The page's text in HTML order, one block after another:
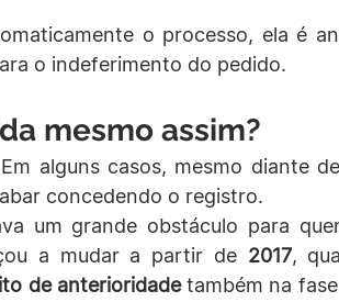
o processo, ela é
o indeferimento do pedido.
mesmo assim?
alguns casos, mesmo diante
concedendo o registro.
um grande obstáculo para
a mudar a partir de 2017,
de anterioridade também na